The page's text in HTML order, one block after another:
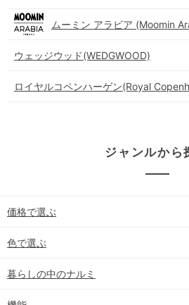
ムーミン アラビア (Moomin
ウェッジウッド(WEDGWOOD)
ロイヤルコペンハーゲン(Royal
ジャンルから
価格で選ぶ
色で選ぶ
暮らしの中のナルミ